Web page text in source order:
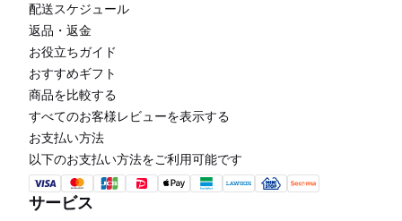
配送スケジュール
返品・返金
お役立ちガイド
おすすめギフト
商品を比較する
すべてのお客様レビューを表示する
お支払い方法
以下のお支払い方法をご利用可能です
サービス